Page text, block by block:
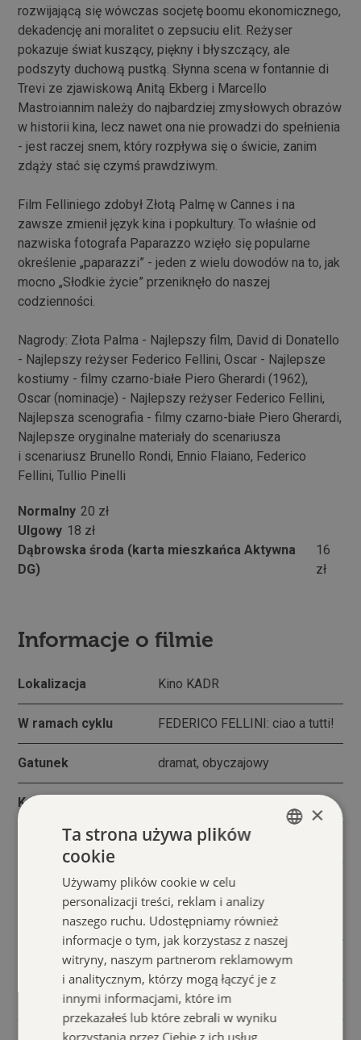
rozwijającą się wówczas socjetę boomu ekonomicznego,
dekadencję ani moralitet o zepsuciu elit. Reżyser
pokazuje świat kuszący, piękny i błyszczący, ale
podszyty duchową pustką. Słynna scena w fontannie di
Trevi ze zjawiskową Anitą Ekberg i Marcello
Mastroiannim należy do najbardziej zmysłowych obrazów
w historii kina, lecz nawet ona nie prowadzi do spełnienia
- jest raczej snem, który rozpływa się o świcie, zanim
zdąży stać się czymś prawdziwym.
Film Felliniego zdobył Złotą Palmę w Cannes i na
zawsze zmienił język kina i popkultury. To właśnie od
nazwiska fotografa Paparazzo wzięło się popularne
określenie „paparazzi” - jeden z wielu dowodów na to, jak
mocno „Słodkie życie” przeniknęło do naszej
codzienności.
Nagrody: Złota Palma - Najlepszy film, David di Donatello
- Najlepszy reżyser Federico Fellini, Oscar - Najlepsze
kostiumy - filmy czarno-białe Piero Gherardi (1962),
Oscar (nominacje) - Najlepszy reżyser Federico Fellini,
Najlepsza scenografia - filmy czarno-białe Piero Gherardi,
Najlepsze oryginalne materiały do scenariusza
i scenariusz Brunello Rondi, Ennio Flaiano, Federico
Fellini, Tullio Pinelli
Normalny 20 zł
Ulgowy 18 zł
Dąbrowska środa (karta mieszkańca Aktywna
DG)
16
zł
Informacje o filmie
Lokalizacja Kino KADR
W ramach cyklu FEDERICO FELLINI: ciao a tutti!
Gatunek dramat, obyczajowy
Kraj produkcji
Reżyseria Federico Fellini
Obsada
Marcello Mastroianni, Anita
Ekberg, Anouk Aimeé, Yvonne
Furneaux
Wersja filmu Z polskimi napisami
Dystrybucja Stowarzyszenie Kin Studyjnych
×
Ta strona używa plików
cookie
Używamy plików cookie w celu
personalizacji treści, reklam i analizy
naszego ruchu. Udostępniamy również
informacje o tym, jak korzystasz z naszej
witryny, naszym partnerom reklamowym
i analitycznym, którzy mogą łączyć je z
innymi informacjami, które im
przekazałeś lub które zebrali w wyniku
korzystania przez Ciebie z ich usług.